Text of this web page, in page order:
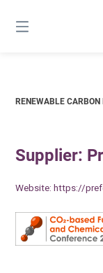
content
RENEWABLE CARBON
Supplier:
Website:https://